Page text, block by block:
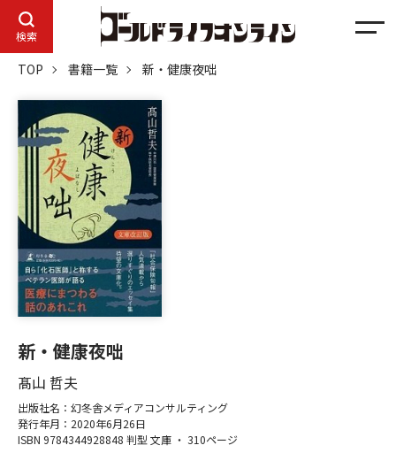
検索
メ
TOP 書籍一覧 新・健康夜咄
新・健康夜咄
髙山 哲夫
出版社名：幻冬舎メディアコンサルティング
発行年月：2020年6月26日
ISBN 9784344928848 判型 文庫 ・ 310ページ